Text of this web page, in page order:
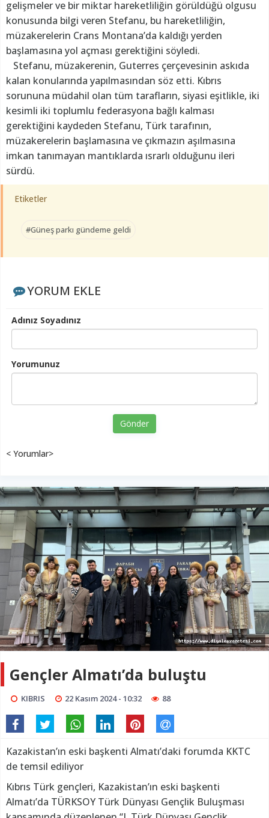
gelişmeler ve bir miktar hareketliliğin görüldüğü olgusu
konusunda bilgi veren Stefanu, bu hareketliliğin,
müzakerelerin Crans Montana’da kaldığı yerden
başlamasına yol açması gerektiğini söyledi.
Stefanu, müzakerenin, Guterres çerçevesinin askıda
kalan konularında yapılmasından söz etti. Kıbrıs
sorununa müdahil olan tüm tarafların, siyasi eşitlikle, iki
kesimli iki toplumlu federasyona bağlı kalması
gerektiğini kaydeden Stefanu, Türk tarafının,
müzakerelerin başlamasına ve çıkmazın aşılmasına
imkan tanımayan mantıklarda ısrarlı olduğunu ileri
sürdü.
Etiketler
#Güneş parkı gündeme geldi
YORUM EKLE
Adınız Soyadınız
Yorumunuz
Gönder
< Yorumlar>
Gençler Almatı’da buluştu
KIBRIS 22 Kasım 2024 - 10:32 88
Kazakistan’ın eski başkenti Almatı’daki forumda KKTC
de temsil ediliyor
Kıbrıs Türk gençleri, Kazakistan’ın eski başkenti
Almatı’da TÜRKSOY Türk Dünyası Gençlik Buluşması